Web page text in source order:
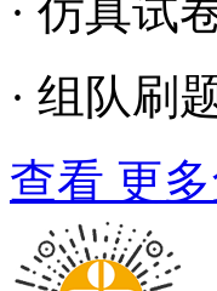
· 仿真试
· 组队刷
查看 更